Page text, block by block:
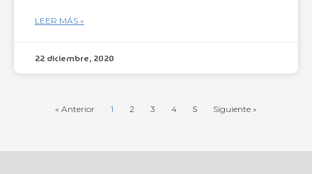
LEER MÁS »
22 diciembre, 2020
« Anterior 1 2 3 4 5 Siguiente »